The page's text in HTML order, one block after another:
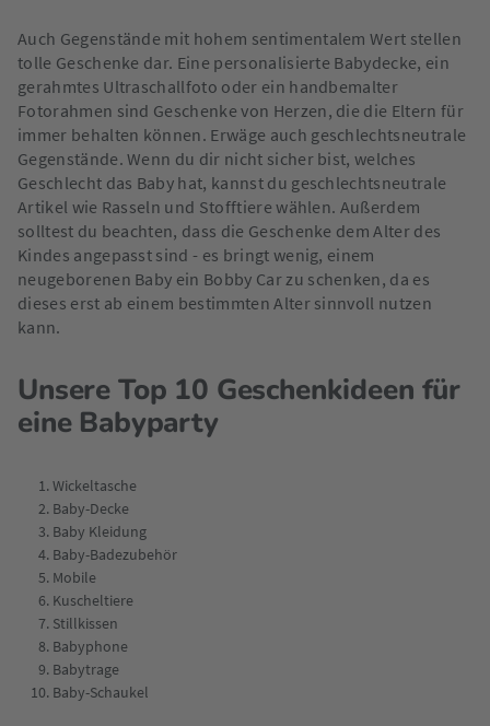
Auch Gegenstände mit hohem sentimentalem Wert stellen
tolle Geschenke dar. Eine personalisierte Babydecke, ein
gerahmtes Ultraschallfoto oder ein handbemalter
Fotorahmen sind Geschenke von Herzen, die die Eltern für
immer behalten können. Erwäge auch geschlechtsneutrale
Gegenstände. Wenn du dir nicht sicher bist, welches
Geschlecht das Baby hat, kannst du geschlechtsneutrale
Artikel wie Rasseln und Stofftiere wählen. Außerdem
solltest du beachten, dass die Geschenke dem Alter des
Kindes angepasst sind - es bringt wenig, einem
neugeborenen Baby ein Bobby Car zu schenken, da es
dieses erst ab einem bestimmten Alter sinnvoll nutzen
kann.
Unsere Top 10 Geschenkideen für
eine Babyparty
Wickeltasche
Baby-Decke
Baby Kleidung
Baby-Badezubehör
Mobile
Kuscheltiere
Stillkissen
Babyphone
Babytrage
Baby-Schaukel